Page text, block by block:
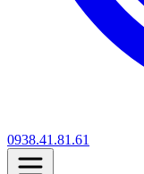
0938.41.81.61